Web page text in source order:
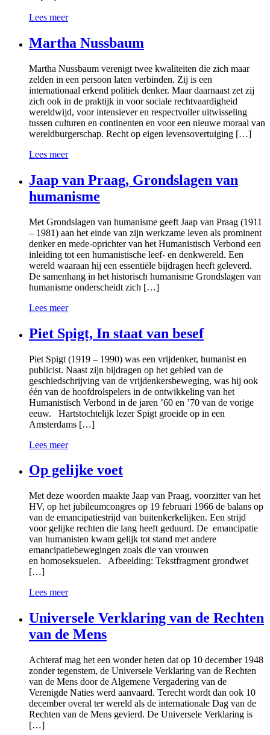
Lees meer
Martha Nussbaum
Martha Nussbaum verenigt twee kwaliteiten die zich maar
zelden in een persoon laten verbinden. Zij is een
internationaal erkend politiek denker. Maar daarnaast zet zij
zich ook in de praktijk in voor sociale rechtvaardigheid
wereldwijd, voor intensiever en respectvoller uitwisseling
tussen culturen en continenten en voor een nieuwe moraal van
wereldburgerschap. Recht op eigen levensovertuiging […]
Lees meer
Jaap van Praag, Grondslagen van
humanisme
Met Grondslagen van humanisme geeft Jaap van Praag (1911
– 1981) aan het einde van zijn werkzame leven als prominent
denker en mede-oprichter van het Humanistisch Verbond een
inleiding tot een humanistische leef- en denkwereld. Een
wereld waaraan hij een essentiële bijdragen heeft geleverd.
De samenhang in het historisch humanisme Grondslagen van
humanisme onderscheidt zich […]
Lees meer
Piet Spigt, In staat van besef
Piet Spigt (1919 – 1990) was een vrijdenker, humanist en
publicist. Naast zijn bijdragen op het gebied van de
geschiedschrijving van de vrijdenkersbeweging, was hij ook
één van de hoofdrolspelers in de ontwikkeling van het
Humanistisch Verbond in de jaren ’60 en ’70 van de vorige
eeuw. Hartstochtelijk lezer Spigt groeide op in een
Amsterdams […]
Lees meer
Op gelijke voet
Met deze woorden maakte Jaap van Praag, voorzitter van het
HV, op het jubileumcongres op 19 februari 1966 de balans op
van de emancipatiestrijd van buitenkerkelijken. Een strijd
voor gelijke rechten die lang heeft geduurd. De emancipatie
van humanisten kwam gelijk tot stand met andere
emancipatiebewegingen zoals die van vrouwen
en homoseksuelen. Afbeelding: Tekstfragment grondwet
[…]
Lees meer
Universele Verklaring van de Rechten
van de Mens
Achteraf mag het een wonder heten dat op 10 december 1948
zonder tegenstem, de Universele Verklaring van de Rechten
van de Mens door de Algemene Vergadering van de
Verenigde Naties werd aanvaard. Terecht wordt dan ook 10
december overal ter wereld als de internationale Dag van de
Rechten van de Mens gevierd. De Universele Verklaring is
[…]